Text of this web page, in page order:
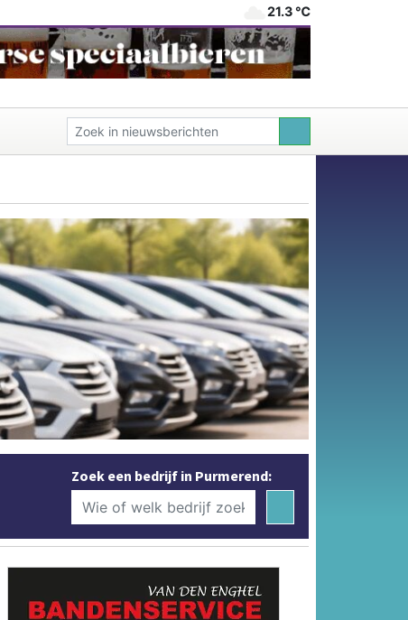
21.3 ℃
Zoek een bedrijf in Purmerend: